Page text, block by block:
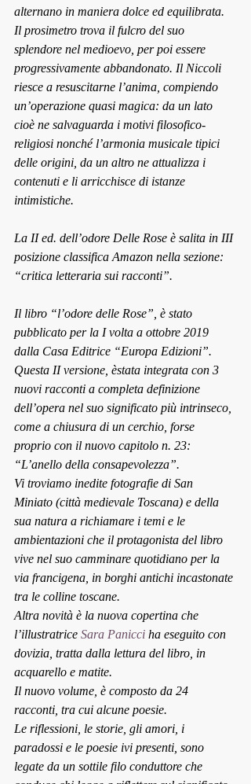
alternano in maniera dolce ed equilibrata.
Il prosimetro trova il fulcro del suo
splendore nel medioevo, per poi essere
progressivamente abbandonato. Il Niccoli
riesce a resuscitarne l’anima, compiendo
un’operazione quasi magica: da un lato
cioè ne salvaguarda i motivi filosofico-
religiosi nonché l’armonia musicale tipici
delle origini, da un altro ne attualizza i
contenuti e li arricchisce di istanze
intimistiche.
La II ed. dell’odore Delle Rose è salita in III
posizione classifica Amazon nella sezione:
“critica letteraria sui racconti”.
Il libro “l’odore delle Rose”, è stato
pubblicato per la I volta a ottobre 2019
dalla Casa Editrice “Europa Edizioni”.
Questa II versione, èstata integrata con 3
nuovi racconti a completa definizione
dell’opera nel suo significato più intrinseco,
come a chiusura di un cerchio, forse
proprio con il nuovo capitolo n. 23:
“L’anello della consapevolezza”.
Vi troviamo inedite fotografie di San
Miniato (città medievale Toscana) e della
sua natura a richiamare i temi e le
ambientazioni che il protagonista del libro
vive nel suo camminare quotidiano per la
via francigena, in borghi antichi incastonate
tra le colline toscane.
Altra novità è la nuova copertina che
l’illustratrice Sara Panicci ha eseguito con
dovizia, tratta dalla lettura del libro, in
acquarello e matite.
Il nuovo volume, è composto da 24
racconti, tra cui alcune poesie.
Le riflessioni, le storie, gli amori, i
paradossi e le poesie ivi presenti, sono
legate da un sottile filo conduttore che